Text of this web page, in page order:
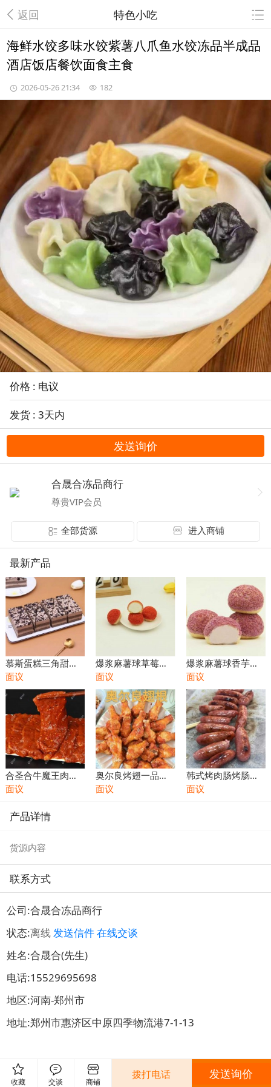
返回 特色小吃
海鲜水饺多味水饺紫薯八爪鱼水饺冻品半成品
酒店饭店餐饮面食主食
2026-05-26 21:34 182
价格 : 电议
发货 : 3天内
发送询价
合晟合冻品商行
尊贵VIP会员
全部货源 进入商铺
最新产品
慕斯蛋糕三角甜品
批发小蛋糕甜点代
餐甜食零食休闲食
面议
爆浆麻薯球草莓味
即食商用软糯香甜
Q弹办公室零食休
闲食品
面议
爆浆麻薯球香芋味
即食商用软糯香甜
Q弹办公室零食休
闲食品
面议
合圣合牛魔王肉排
速冻调制食品 烧烤
面议
奥尔良烤翅一品烤
翅根鸡肉鸡腿鸡翅
面议
韩式烤肉肠烤肠烧
烤店食材批发冻品
面议
产品详情
货源内容
联系方式
公司:合晟合冻品商行
状态:离线发送信件在线交谈
姓名:合晟合(先生)
电话:15529695698
地区:河南-郑州市
地址:郑州市惠济区中原四季物流港7-1-13
发表评论 0评
收藏 交谈 商铺
拨打电话 发送询价